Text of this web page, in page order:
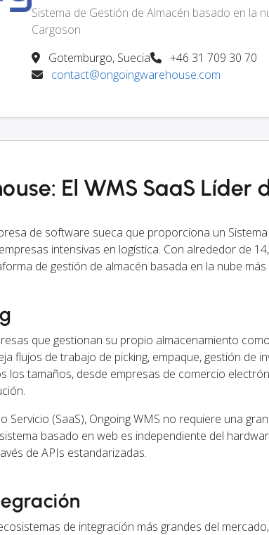
Sistema de Gestión de Almacén basado en la
Cargoson
Gotemburgo, Suecia
+46 31 709 30 70
contact@ongoingwarehouse.com
El WMS SaaS Líder
de software sueca que proporciona un
intensivas en logística. Con alrededor de
de gestión de almacén basada en la nube
que gestionan su propio almacenamiento
flujos de trabajo de picking, empaque, gestión de
los tamaños, desde empresas de comercio
(SaaS), Ongoing WMS no requiere una
basado en web es independiente del
de APIs estandarizadas.
de integración más grandes del